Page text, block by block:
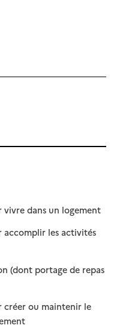
vivre dans un logement
:
: non
accomplir les activités
(dont portage de repas
créer ou maintenir le
: disponible
: non disponible